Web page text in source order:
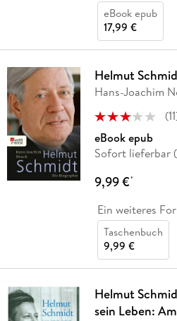
eBook epub
17,99 €
Helmut
Hans-Joachim
(11
eBook epub
Sofort lieferbar
9,99 €*
Ein weiteres
Taschenbuch
9,99 €
Helmut
sein Leben: